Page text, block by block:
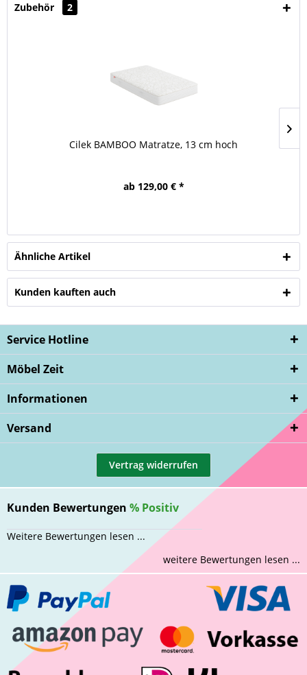
Zubehör 2
Cilek BAMBOO Matratze, 13 cm hoch
ab 129,00 € *
Ähnliche Artikel
Kunden kauften auch
Service Hotline
Möbel Zeit
Informationen
Versand
Vertrag widerrufen
Kunden Bewertungen % Positiv
Weitere Bewertungen lesen ...
weitere Bewertungen lesen ...